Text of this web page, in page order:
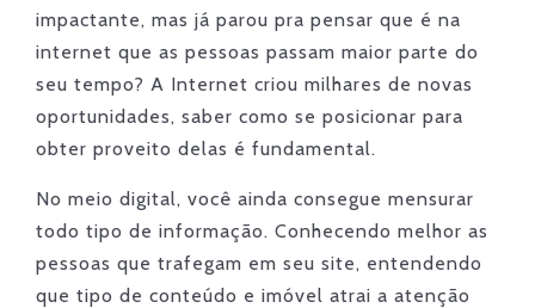
impactante, mas já parou pra pensar que é na
internet que as pessoas passam maior parte do
seu tempo? A Internet criou milhares de novas
oportunidades, saber como se posicionar para
obter proveito delas é fundamental.
No meio digital, você ainda consegue mensurar
todo tipo de informação. Conhecendo melhor as
pessoas que trafegam em seu site, entendendo
que tipo de conteúdo e imóvel atrai a atenção